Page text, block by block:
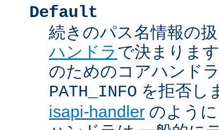
Default
続きのパス名情報の
ハンドラで決まりま
のためのコアハンド
PATH_INFO を拒否し
isapi-handler のよう